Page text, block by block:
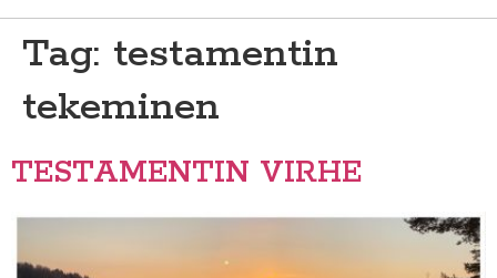
Tag: testamentin
tekeminen
TESTAMENTIN VIRHE